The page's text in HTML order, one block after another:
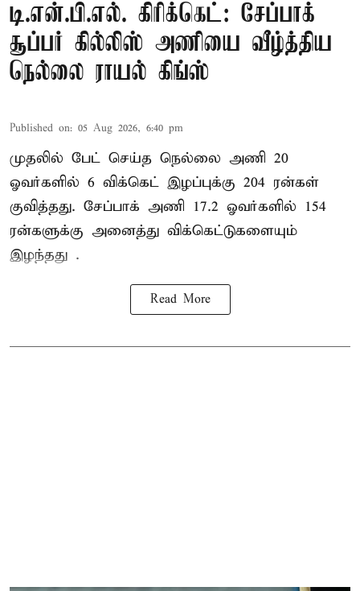
டி.என்.பி.எல். கிரிக்கெட்: சேப்பாக்
சூப்பர் கில்லிஸ் அணியை வீழ்த்திய
நெல்லை ராயல் கிங்ஸ்
Published on: 05 Aug 2026, 6:40 pm
முதலில் பேட் செய்த நெல்லை அணி 20
ஓவர்களில் 6 விக்கெட் இழப்புக்கு 204 ரன்கள்
குவித்தது. சேப்பாக் அணி 17.2 ஓவர்களில் 154
ரன்களுக்கு அனைத்து விக்கெட்டுகளையும்
இழந்தது .
Read More